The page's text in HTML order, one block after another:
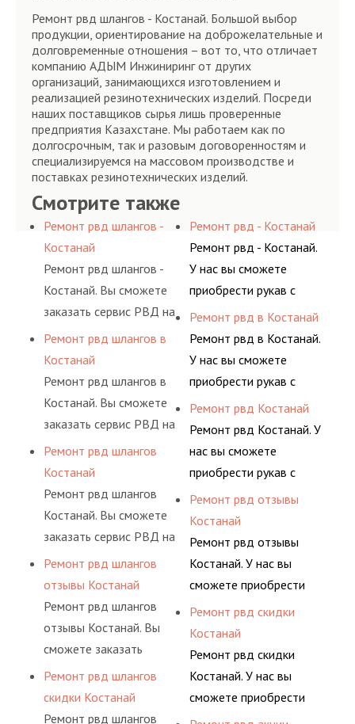
Ремонт рвд шлангов - Костанай. Большой выбор
продукции, ориентирование на доброжелательные и
долговременные отношения – вот то, что отличает
компанию АДЫМ Инжиниринг от других
организаций, занимающихся изготовлением и
реализацией резинотехнических изделий. Посреди
наших поставщиков сырья лишь проверенные
предприятия Казахстане. Мы работаем как по
долгосрочным, так и разовым договоренностям и
специализируемся на массовом производстве и
поставках резинотехнических изделий.
Смотрите также
Ремонт рвд шлангов -
Костанай
Ремонт рвд шлангов -
Костанай. Вы сможете
заказать сервис РВД на
разовой основе либо на
условиях
долговременного
комплексного
обслуживания
предприятия.
Ремонт рвд шлангов в
Костанай
Ремонт рвд шлангов в
Костанай. Вы сможете
заказать сервис РВД на
разовой основе либо на
условиях
долговременного
комплексного
обслуживания
предприятия.
Ремонт рвд шлангов
Костанай
Ремонт рвд шлангов
Костанай. Вы сможете
заказать сервис РВД на
разовой основе либо на
условиях
долговременного
комплексного
обслуживания
предприятия.
Ремонт рвд шлангов
отзывы Костанай
Ремонт рвд шлангов
отзывы Костанай. Вы
сможете заказать
сервис РВД на разовой
основе либо на
условиях
Ремонт рвд шлангов
скидки Костанай
Ремонт рвд шлангов
Ремонт рвд - Костанай
Ремонт рвд - Костанай.
У нас вы сможете
приобрести рукав с
разными фитингами и
комплектующими,
АДЫМ Инжиниринг
предлагает ремонт
давления. Ремонт
шлангов производится
ными спецами, которые
помогут решить любую
сложную задачу.
Ремонт рвд в Костанай
Ремонт рвд в Костанай.
У нас вы сможете
приобрести рукав с
разными фитингами и
комплектующими,
АДЫМ Инжиниринг
предлагает ремонт
давления. Ремонт
высококвалифицирован
помогут решить любую
сложную задачу.
Ремонт рвд Костанай
Ремонт рвд Костанай. У
нас вы сможете
приобрести рукав с
разными фитингами и
комплектующими,
АДЫМ Инжиниринг
предлагает ремонт
шлангов высокого
шлангов производится
ными спецами, которые
сложную задачу.
Ремонт рвд отзывы
Костанай
Ремонт рвд отзывы
Костанай. У нас вы
сможете приобрести
рукав с разными
фитингами и
комплектующими,
АДЫМ Инжиниринг
предлагает ремонт
Ремонт рвд скидки
Костанай
Ремонт рвд скидки
Костанай. У нас вы
сможете приобрести
рукав с разными